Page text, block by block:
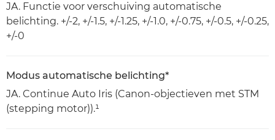
JA. Functie voor verschuiving automatische
belichting. +/-2, +/-1.5, +/-1.25, +/-1.0, +/-0.75, +/-0.5, +/-0.25,
+/-0
Modus automatische belichting*
JA. Continue Auto Iris (Canon-objectieven met STM
(stepping motor)).¹